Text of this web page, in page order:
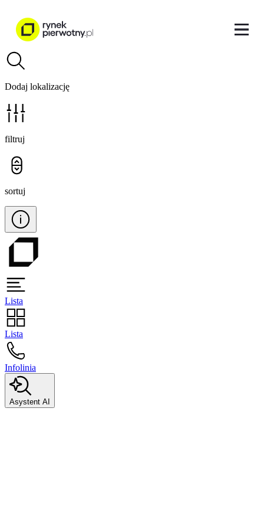
Dodaj lokalizację
filtruj
sortuj
Lista
Lista
Infolinia
Asystent AI